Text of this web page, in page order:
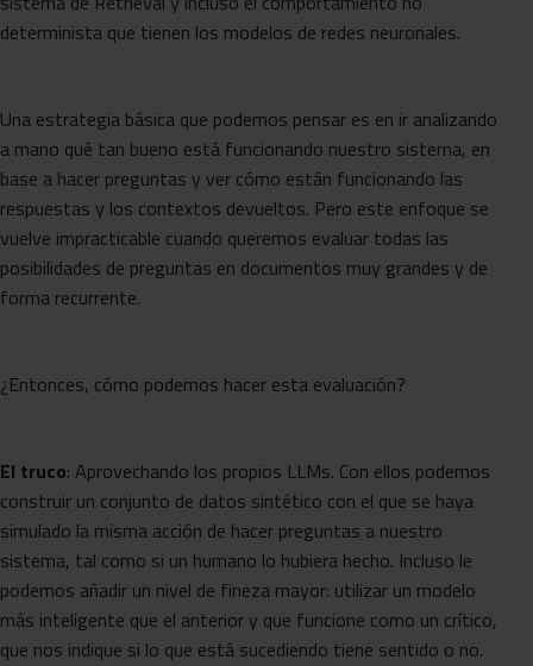
determinista que tienen los modelos de redes neuronales.
Una estrategia básica que podemos pensar es en ir analizando
a mano qué tan bueno está funcionando nuestro sistema, en
base a hacer preguntas y ver cómo están funcionando las
respuestas y los contextos devueltos. Pero este enfoque se
vuelve impracticable cuando queremos evaluar todas las
posibilidades de preguntas en documentos muy grandes y de
forma recurrente.
¿Entonces, cómo podemos hacer esta evaluación?
El truco: Aprovechando los propios LLMs. Con ellos podemos
construir un conjunto de datos sintético con el que se haya
simulado la misma acción de hacer preguntas a nuestro
sistema, tal como si un humano lo hubiera hecho. Incluso le
podemos añadir un nivel de fineza mayor: utilizar un modelo
más inteligente que el anterior y que funcione como un crítico,
que nos indique si lo que está sucediendo tiene sentido o no.